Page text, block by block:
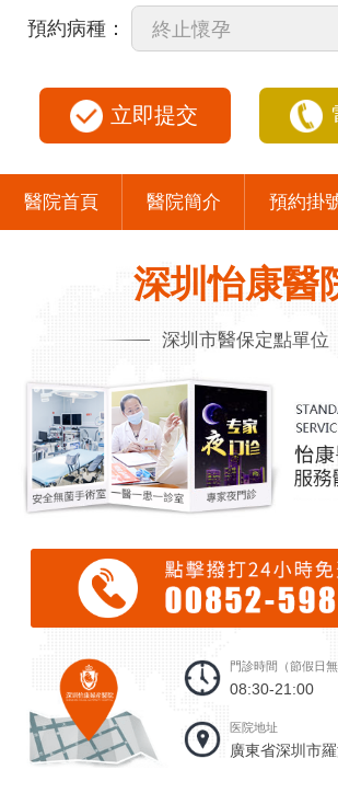
預約病種：
立即提交
醫院首頁 醫院簡介 預約掛
深圳怡康醫
深圳市醫保定點單位
門診時間（節假日無
08:30-21:00
医院地址
廣東省深圳市